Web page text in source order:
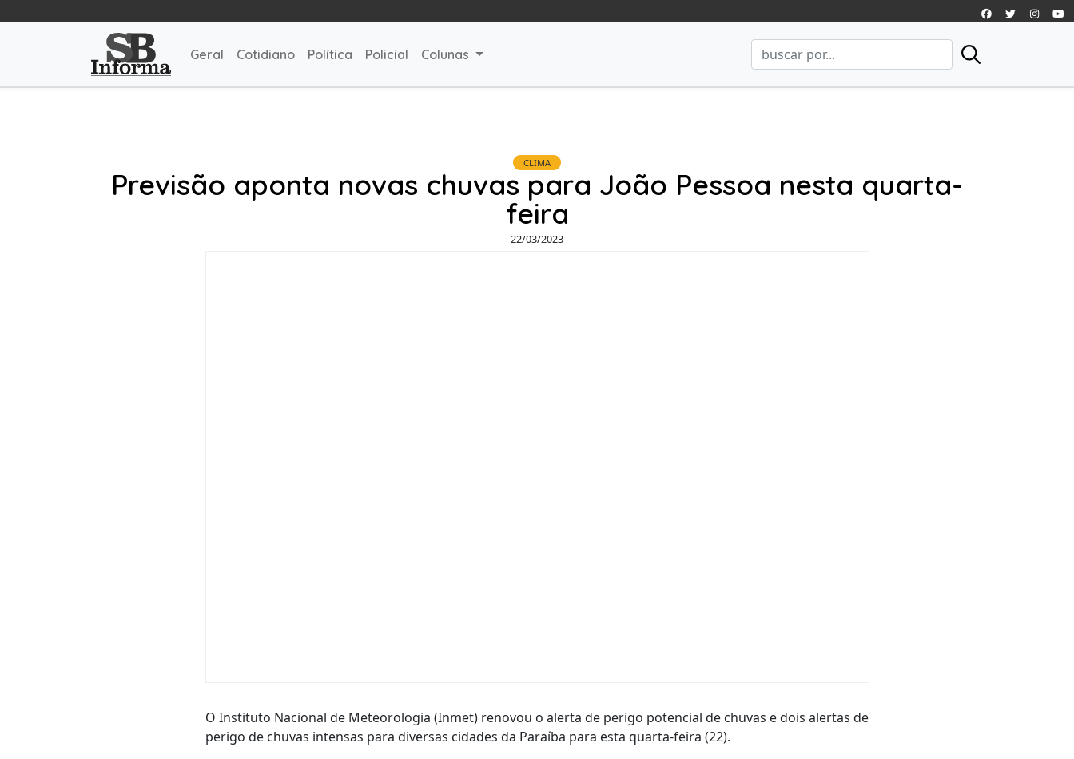
Geral Cotidiano Política Policial Colunas
CLIMA
Previsão aponta novas chuvas para João Pessoa nesta quarta-
feira
22/03/2023
O Instituto Nacional de Meteorologia (Inmet) renovou o alerta de perigo potencial de chuvas e dois alertas de
perigo de chuvas intensas para diversas cidades da Paraíba para esta quarta-feira (22).